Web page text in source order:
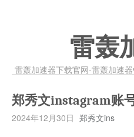
雷轰
雷轰加速器下载官网-雷轰加速
郑秀文instagram账
2024年12月30日 郑秀文ins